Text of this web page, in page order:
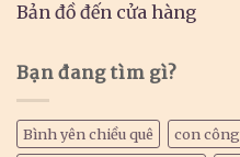
Bản đồ đến cửa hàng
Bạn đang tìm gì?
Bình yên chiều quê con công